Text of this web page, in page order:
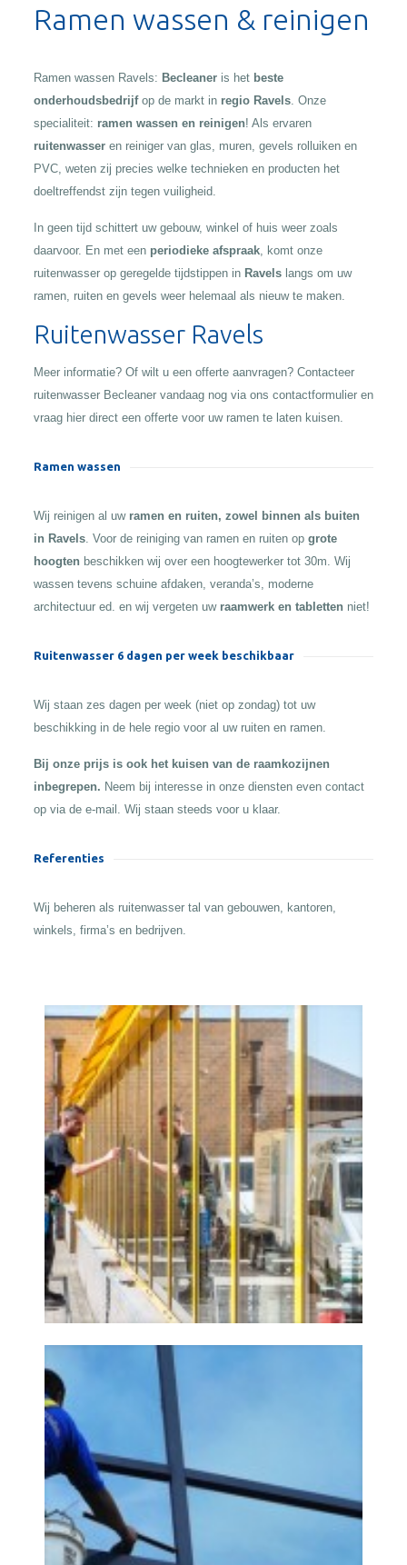
Ramen wassen & reinigen
Ramen wassen Ravels: Becleaneris het beste
onderhoudsbedrijfop de markt in regio Ravels. Onze
specialiteit: ramen wassen en reinigen! Als ervaren
ruitenwasseren reiniger van glas, muren, gevels rolluiken en
PVC, weten zij precies welke technieken en producten het
doeltreffendst zijn tegen vuiligheid.
In geen tijd schittert uw gebouw, winkel of huis weer zoals
daarvoor. En met een periodieke afspraak, komt onze
ruitenwasser op geregelde tijdstippen in Ravelslangs om uw
ramen, ruiten en gevels weer helemaal als nieuw te maken.
Ruitenwasser Ravels
Meer informatie? Of wilt u een offerte aanvragen? Contacteer
ruitenwasser Becleaner vandaag nog via ons contactformulier en
vraag hier direct een offerte voor uw ramen te laten kuisen.
Ramen wassen
Wij reinigen al uw ramen en ruiten, zowel binnen als buiten
in Ravels. Voor de reiniging van ramen en ruiten op grote
hoogten beschikken wij over een hoogtewerker tot 30m. Wij
wassen tevens schuine afdaken, veranda’s, moderne
architectuur ed. en wij vergeten uw raamwerk en tabletten niet!
Ruitenwasser 6 dagen per week beschikbaar
Wij staan zes dagen per week (niet op zondag) tot uw
beschikking in de hele regio voor al uw ruiten en ramen.
Bij onze prijs is ook het kuisen van de raamkozijnen
inbegrepen. Neem bij interesse in onze diensten even contact
op via de e-mail. Wij staan steeds voor u klaar.
Referenties
Wij beheren als ruitenwasser tal van gebouwen, kantoren,
winkels, firma’s en bedrijven.